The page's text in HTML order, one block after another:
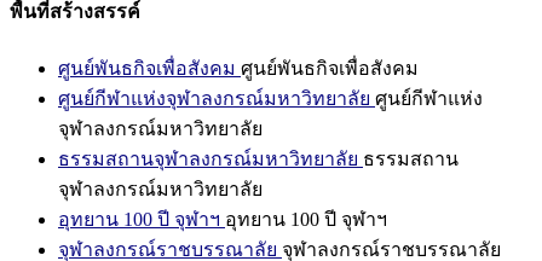
พื้นที่สร้างสรรค์
ศูนย์พันธกิจเพื่อสังคม ศูนย์พันธกิจเพื่อสังคม
ศูนย์กีฬาแห่งจุฬาลงกรณ์มหาวิทยาลัย ศูนย์กีฬาแห่ง
จุฬาลงกรณ์มหาวิทยาลัย
ธรรมสถานจุฬาลงกรณ์มหาวิทยาลัย ธรรมสถาน
จุฬาลงกรณ์มหาวิทยาลัย
อุทยาน 100 ปี จุฬาฯ อุทยาน 100 ปี จุฬาฯ
จุฬาลงกรณ์ราชบรรณาลัย จุฬาลงกรณ์ราชบรรณาลัย